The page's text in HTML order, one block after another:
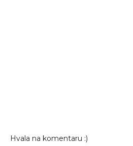
Hvala na komentaru :)